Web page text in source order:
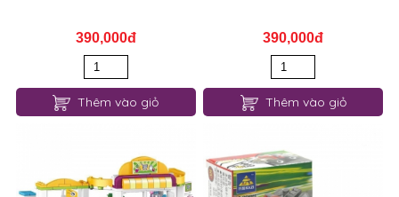
390,000đ
Thêm vào giỏ
390,000đ
Thêm vào giỏ